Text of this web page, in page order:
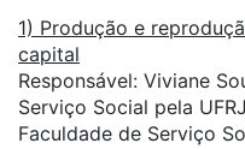
1) Produção e
capital
Responsável: Viviane
Serviço Social pela
Faculdade de Serviço